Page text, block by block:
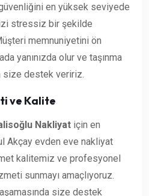
güvenliğini en yüksek seviyede
stressiz bir şekilde
memnuniyetini ön
yanınızda olur ve taşınma
size destek veririz.
ve Kalite
Nakliyat için en
Akçay evden eve nakliyat
kalitemiz ve profesyonel
sunmayı amaçlıyoruz.
size destek